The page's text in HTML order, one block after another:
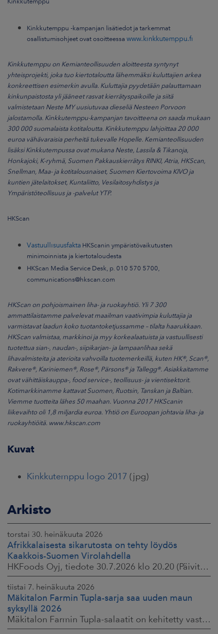
Kinkkutemppu -kampanjan lisätiedot ja tarkemmat
osallistumisohjeet ovat osoitteessa www.kinkkutemppu.fi
Kinkkutemppu on Kemianteollisuuden aloitteesta syntynyt
yhteisprojekti, joka tuo kiertotaloutta lähemmäksi kuluttajien arkea
konkreettisen esimerkin avulla. Kuluttajia pyydetään palauttamaan
kinkunpaistosta yli jääneet rasvat kierrätyspaikoille ja siitä
valmistetaan Neste MY uusiutuvaa dieseliä Nesteen Porvoon
jalostamolla. Kinkkutemppu-kampanjan tavoitteena on saada mukaan
300 000 suomalaista kotitaloutta. Kinkkutemppu lahjoittaa 20 000
euroa vähävaraisia perheitä tukevalle Hopelle. Kemianteollisuuden
lisäksi Kinkkutempussa ovat mukana Neste, Lassila & Tikanoja,
Honkajoki, K-ryhmä, Suomen Pakkauskierrätys RINKI, Atria, HKScan,
Snellman, Maa- ja kotitalousnaiset, Suomen Kiertovoima KIVO ja
kuntien jätelaitokset, Kuntaliitto, Vesilaitosyhdistys ja
Ympäristöteollisuus ja -palvelut YTP.
HKScan
Vastuullisuusfakta HKScanin ympäristövaikutusten
minimoinnista ja kiertotaloudesta
HKScan Media Service Desk, p. 010 570 5700,
communications@hkscan.com
HKScan on pohjoismainen liha- ja ruokayhtiö. Yli 7 300
ammattilaistamme palvelevat maailman vaativimpia kuluttajia ja
varmistavat laadun koko tuotantoketjussamme – tilalta haarukkaan.
HKScan valmistaa, markkinoi ja myy korkealaatuista ja vastuullisesti
tuotettua sian-, naudan-, siipikarjan- ja lampaanlihaa sekä
lihavalmisteita ja aterioita vahvoilla tuotemerkeillä, kuten HK®, Scan®,
Rakvere®, Kariniemen®, Rose®, Pärsons® ja Tallegg®. Asiakkaitamme
ovat vähittäiskauppa-, food service-, teollisuus- ja vientisektorit.
Kotimarkkinamme kattavat Suomen, Ruotsin, Tanskan ja Baltian.
Viemme tuotteita lähes 50 maahan. Vuonna 2017 HKScanin
liikevaihto oli 1,8 miljardia euroa. Yhtiö on Euroopan johtavia liha- ja
ruokayhtiöitä. www.hkscan.com
Kuvat
Kinkkutemppu logo 2017 (jpg)
Arkisto
torstai 30. heinäkuuta 2026
Afrikkalaisesta sikarutosta on tehty löydös
Kaakkois-Suomen Virolahdella
HKFoods Oyj, tiedote 30.7.2026 klo 20.20 (Päivitetty 3.8.2026 )
tiistai 7. heinäkuuta 2026
Mäkitalon Farmin Tupla-sarja saa uuden maun
syksyllä 2026
Mäkitalon Farmin Tupla-salaatit on kehitetty vastaamaan kuluttajien toiveisiin ruokaisista, proteiinipitoisista ja helposti mukaan otettavista aterioista.